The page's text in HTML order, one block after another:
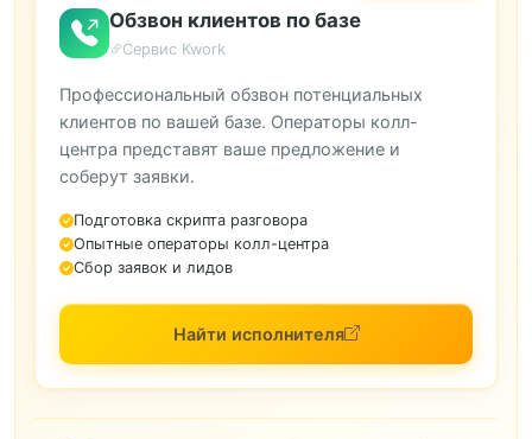
Обзвон клиентов по базе
Сервис Kwork
Профессиональный обзвон потенциальных
клиентов по вашей базе. Операторы колл-
центра представят ваше предложение и
соберут заявки.
Подготовка скрипта разговора
Опытные операторы колл-центра
Сбор заявок и лидов
Найти исполнителя